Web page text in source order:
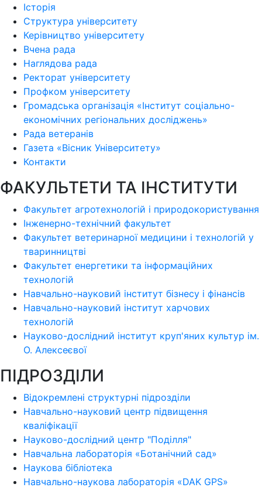
Історія
Структура університету
Керівництво університету
Вчена рада
Наглядова рада
Ректорат університету
Профком університету
Громадська організація «Інститут соціально-
економічних регіональних досліджень»
Рада ветеранів
Газета «Вісник Університету»
Контакти
ФАКУЛЬТЕТИ ТА ІНСТИТУТИ
Факультет агротехнологій і природокористування
Інженерно-технічний факультет
Факультет ветеринарної медицини і технологій у
тваринництві
Факультет енергетики та інформаційних
технологій
Навчально-науковий інститут бізнесу і фінансів
Навчально-науковий інститут харчових
технологій
Науково-дослідний інститут круп'яних культур ім.
О. Алексеєвої
ПІДРОЗДІЛИ
Відокремлені структурні підрозділи
Навчально-науковий центр підвищення
кваліфікації
Науково-дослідний центр "Поділля"
Навчальна лабораторія «Ботанічний сад»
Наукова бібліотека
Навчально-наукова лабораторія «DAK GPS»